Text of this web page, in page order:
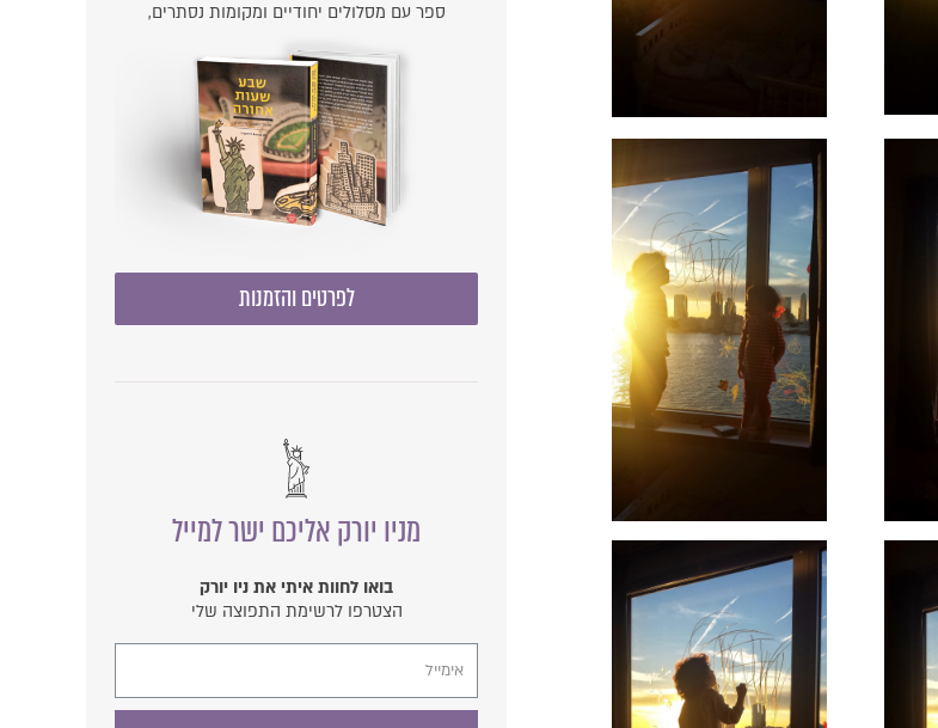
ספר עם מסלולים יחודיים ומקומות נסתרים,
לפרטים והזמנות
מניו יורק אליכם ישר למייל
בואו לחוות איתי את ניו יורק
הצטרפו לרשימת התפוצה שלי